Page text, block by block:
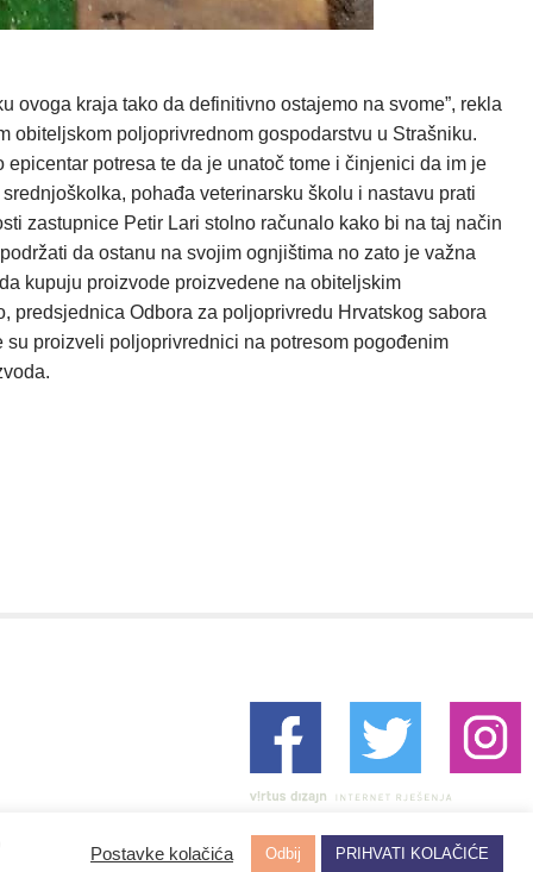
kraja tako da definitivno ostajemo na svome”, rekla
poljoprivrednom gospodarstvu u Strašniku.
potresa te da je unatoč tome i činjenici da im je
pohađa veterinarsku školu i nastavu prati
zastupnice Petir Lari stolno računalo kako bi na taj način
da ostanu na svojim ognjištima no zato je važna
kupuju proizvode proizvedene na obiteljskim
Odbora za poljoprivredu Hrvatskog sabora
proizveli poljoprivrednici na potresom pogođenim
Postavke kolačića Odbij PRIHVATI KOLAČIĆE